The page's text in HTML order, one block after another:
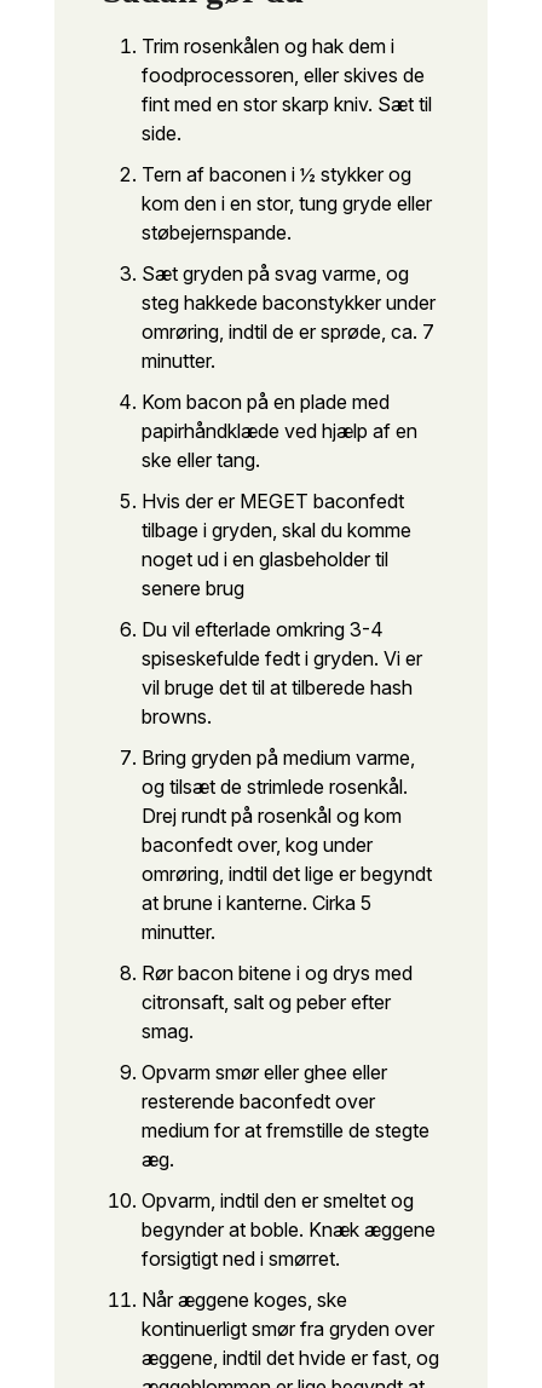
Trim rosenkålen og hak dem i
foodprocessoren, eller skives de
fint med en stor skarp kniv. Sæt til
side.
Tern af baconen i ½ stykker og
kom den i en stor, tung gryde eller
støbejernspande.
Sæt gryden på svag varme, og
steg hakkede baconstykker under
omrøring, indtil de er sprøde, ca. 7
minutter.
Kom bacon på en plade med
papirhåndklæde ved hjælp af en
ske eller tang.
Hvis der er MEGET baconfedt
tilbage i gryden, skal du komme
noget ud i en glasbeholder til
senere brug
Du vil efterlade omkring 3-4
spiseskefulde fedt i gryden. Vi er
vil bruge det til at tilberede hash
browns.
Bring gryden på medium varme,
og tilsæt de strimlede rosenkål.
Drej rundt på rosenkål og kom
baconfedt over, kog under
omrøring, indtil det lige er begyndt
at brune i kanterne. Cirka 5
minutter.
Rør bacon bitene i og drys med
citronsaft, salt og peber efter
smag.
Opvarm smør eller ghee eller
resterende baconfedt over
medium for at fremstille de stegte
æg.
Opvarm, indtil den er smeltet og
begynder at boble. Knæk æggene
forsigtigt ned i smørret.
Når æggene koges, ske
kontinuerligt smør fra gryden over
æggene, indtil det hvide er fast, og